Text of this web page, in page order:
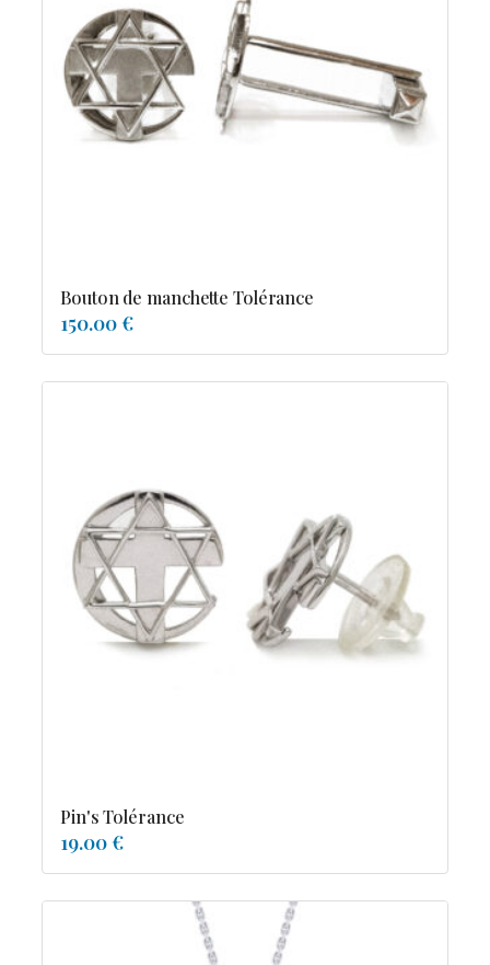
Bouton de manchette Tolérance
150.00 €
Pin's Tolérance
19.00 €